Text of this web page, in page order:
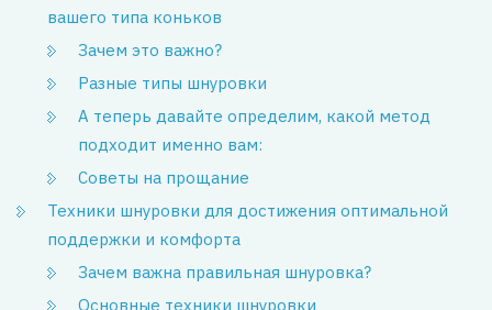
вашего типа коньков
Зачем это важно?
Разные типы шнуровки
А теперь давайте определим, какой метод
подходит именно вам:
Советы на прощание
Техники шнуровки для достижения оптимальной
поддержки и комфорта
Зачем важна правильная шнуровка?
Основные техники шнуровки